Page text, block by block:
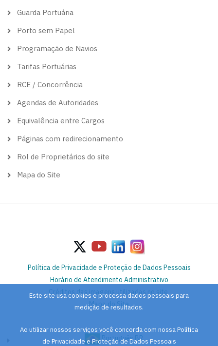
Guarda Portuária
Porto sem Papel
Programação de Navios
Tarifas Portuárias
RCE / Concorrência
Agendas de Autoridades
Equivalência entre Cargos
Páginas com redirecionamento
Rol de Proprietários do site
Mapa do Site
Política de Privacidade e Proteção de Dados Pessoais
Horário de Atendimento Administrativo
Créditos das imagens utilizadas no site
Mapa do Site
Português BR
Este site usa cookies e processa dados pessoais para
medição de resultados.
Ao utilizar nossos serviços você concorda com nossa Política
de Privacidade e Proteção de Dados Pessoais